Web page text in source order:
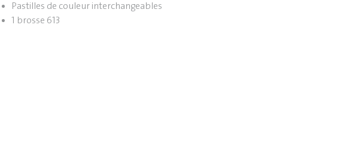
Pastilles de couleur interchangeables
1 brosse 613